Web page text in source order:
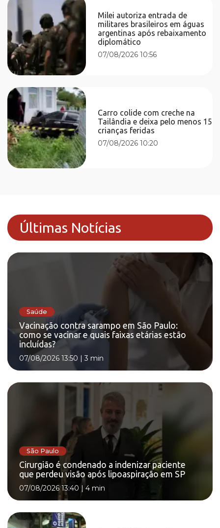
Milei autoriza entrada de
militares brasileiros em águas
argentinas após rebaixamento
diplomático
07/08/2026 10:56
Carro colide com creche na
Tailândia e deixa pelo menos 15
crianças feridas
07/08/2026 10:20
Últimas Notícias
Saúde
Vacinação contra sarampo em São Paulo:
como se vacinar e quais faixas etárias estão
incluídas?
07/08/2026 13:50 |3 min
São Paulo
Cirurgião é condenado a indenizar paciente
que perdeu visão após lipoaspiração em SP
07/08/2026 13:40 | 4 min